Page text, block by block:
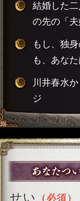
結婚した
の先の「夫
もし、独
も、あな
川井春水
ジ
せい （必須）